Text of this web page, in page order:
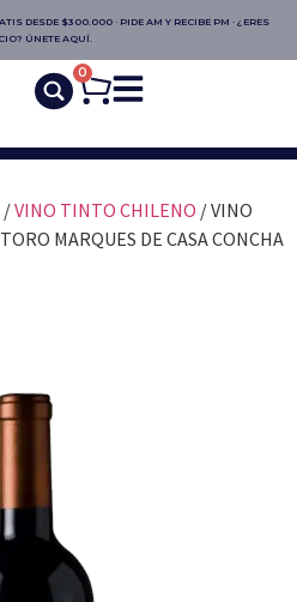
DESDE $300.000 · PIDE AM Y RECIBE PM · ¿ERES
ÚNETE AQUÍ.
0
/VINO TINTO CHILENO / VINO
MARQUES DE CASA CONCHA